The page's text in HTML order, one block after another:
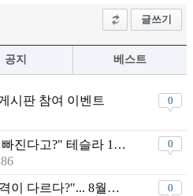
국내축구
글쓰기
공지 베스트
시판 참여 이벤트
0
"경고도 없이 부품이 빠진다고?" 테슬라 120만대 서스펜션 예비조사
0
"같은 충전기인데 가격이 다르다?"... 8월부터 달라지는 전기차 충전요금, 어떻게?
0